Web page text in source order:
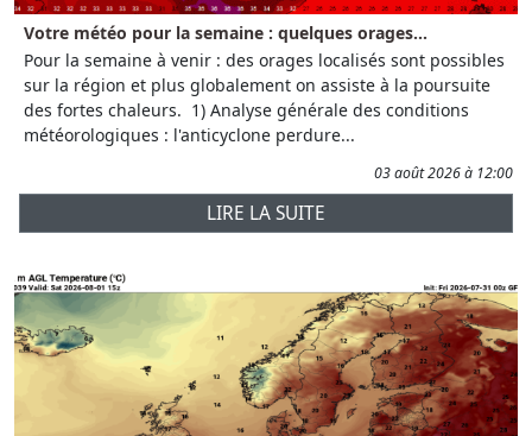
Votre météo pour la semaine : quelques orages...
Pour la semaine à venir : des orages localisés sont possibles
sur la région et plus globalement on assiste à la poursuite
des fortes chaleurs. 1) Analyse générale des conditions
météorologiques : l'anticyclone perdure...
03 août 2026 à 12:00
LIRE LA SUITE